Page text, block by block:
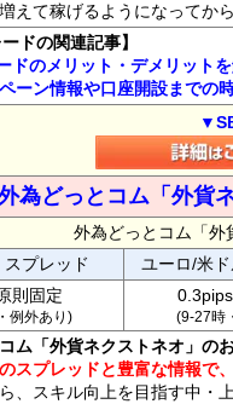
えて稼げるようになってか
ドの関連記事】
ドのメリット・デメリット
ーン情報や口座開設までの
為どっとコム「外貨
外為どっとコム「外
プレッド
ユーロ/米
則固定
例外あり) (9-27時
ム「外貨ネクストネオ」の
スプレッドと豊富な情報で
、スキル向上を目指す中・